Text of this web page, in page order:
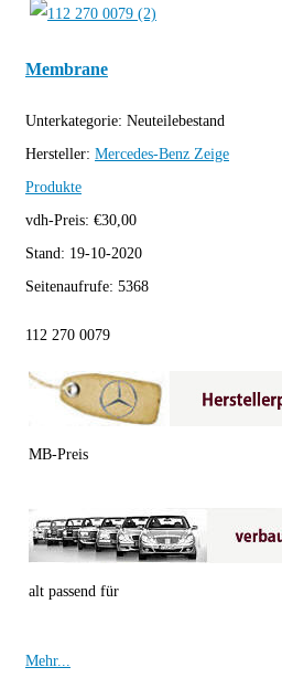
Membrane
Unterkategorie: Neuteilebestand
Hersteller: Mercedes-Benz Zeige
Produkte
vdh-Preis: €30,00
Stand: 19-10-2020
Seitenaufrufe: 5368
112 270 0079
MB-Preis
alt passend für
Mehr...